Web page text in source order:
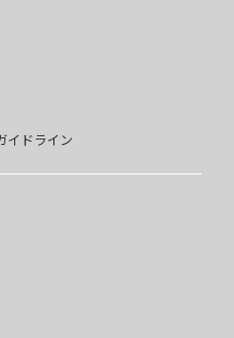
イドライン